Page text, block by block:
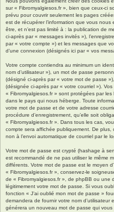
sur « Fibromyalgiesos.fr », bien que ceux-ci
prévu pour couvrir seulement les pages
est de récupérer l’information que vous
être, et n’est pas limité à : la publication de
ci-après par « messages invités »),
par « votre compte ») et les messages que
d’une connexion (désignés ici par « vos
Votre compte contiendra au minimum un
nom d’utilisateur »), un mot de passe
(désigné ci-après par « votre mot de passe
(désignée ci-après par « votre courriel »).
« Fibromyalgiesos.fr » sont protégées par
dans le pays qui nous héberge. Toute
votre mot de passe et de votre adresse
procédure d’enregistrement, qu’elle soit
« Fibromyalgiesos.fr ». Dans tous les cas,
compte sera affichée publiquement. De
non à l’envoi automatique de courriel par le
Votre mot de passe est crypté (hashage à
est recommandé de ne pas utiliser le même
différents. Votre mot de passe est le moyen
« Fibromyalgiesos.fr », conservez-le
de « Fibromyalgiesos.fr », de phpBB ou une
légitimement votre mot de passe. Si vous
fonction « J’ai oublié mon mot de passe »
demandera de fournir votre nom d’utilisateur
générera un nouveau mot de passe qui vous